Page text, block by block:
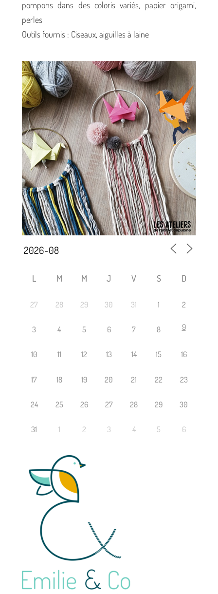
pompons dans des coloris variés, papier origami,
perles
Outils fournis : Ciseaux, aiguilles à laine
L M M J V S D
27 28 29 30 31 1 2
3 4 5 6 7 8 9
10 11 12 13 14 15 16
17 18 19 20 21 22 23
24 25 26 27 28 29 30
31 1 2 3 4 5 6